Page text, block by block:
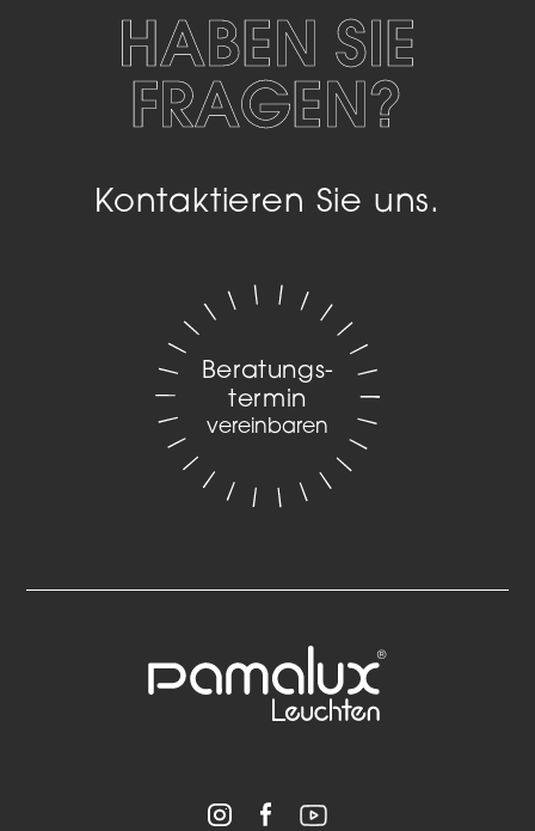
HABEN SIE
FRAGEN?
Kontaktieren Sie uns.
Beratungs­
termin
vereinbaren